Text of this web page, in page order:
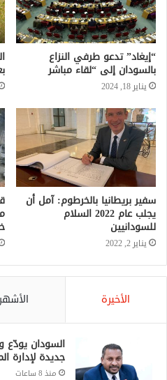
“إيغاد” تدعو طرفي النزاع
بالسودان إلى “لقاء مباشر
يناير 18, 2024
سفير بريطانيا بالخرطوم: آمل أن
يجلب عام 2022 السلام
للسودانيين
يناير 2, 2022
الأخيرة الأشهر
السودان يودّع
جديدة لإدارة
منذ 8 ساعات